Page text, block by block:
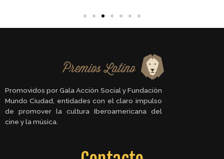
Promovidos por Gala Acción Social y Fundación
Mundo Ciudad, entidades con el claro impulso
de promover la cultura Iberoamericana del
cine y la música.